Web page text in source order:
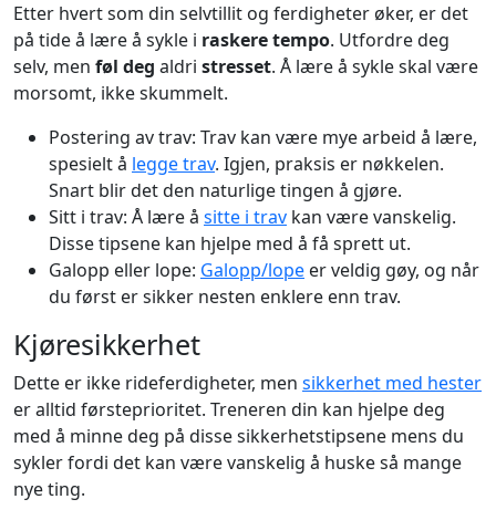
Etter hvert som din selvtillit og ferdigheter øker, er det
på tide å lære å sykle i raskere tempo. Utfordre deg
selv, men føl deg aldri stresset. Å lære å sykle skal være
morsomt, ikke skummelt.
Postering av trav: Trav kan være mye arbeid å lære,
spesielt å legge trav. Igjen, praksis er nøkkelen.
Snart blir det den naturlige tingen å gjøre.
Sitt i trav: Å lære å sitte i trav kan være vanskelig.
Disse tipsene kan hjelpe med å få sprett ut.
Galopp eller lope: Galopp/lope er veldig gøy, og når
du først er sikker nesten enklere enn trav.
Kjøresikkerhet
Dette er ikke rideferdigheter, men sikkerhet med hester
er alltid førsteprioritet. Treneren din kan hjelpe deg
med å minne deg på disse sikkerhetstipsene mens du
sykler fordi det kan være vanskelig å huske så mange
nye ting.